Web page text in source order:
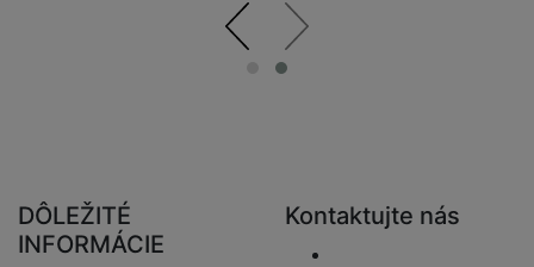
DÔLEŽITÉ
INFORMÁCIE
Kontaktujte nás